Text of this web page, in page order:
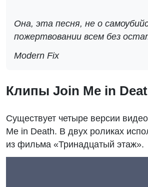
Она, эта песня, не о
пожертвовании всем без
Modern Fix
Клипы Join Me in
Существует четыре версии
Me in Death. В двух роликах
из фильма «Тринадцатый этаж».